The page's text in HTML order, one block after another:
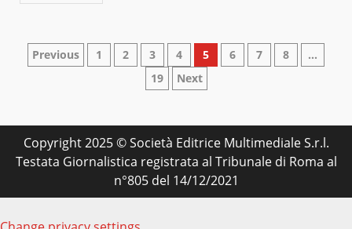
Paginazione
articoli
Previous 1 2 3 4 5 6 7 8
…
19
Next
Copyright 2025 © Società Editrice Multimediale S.r.l.
Testata Giornalistica registrata al Tribunale di Roma al
n°805 del 14/12/2021